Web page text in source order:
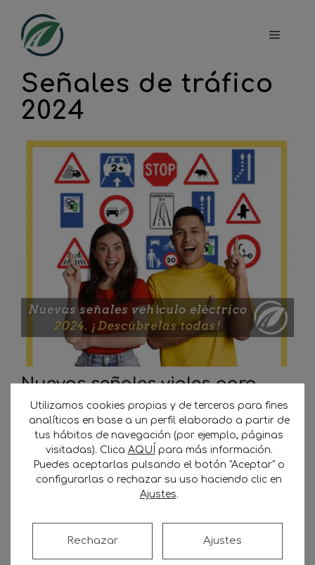
contenido
Menú
Señales de tráfico
2024
Nuevas señales viales para
vehículos eléctricos
6 de julio de 2024 porTransporte Sostenible
Actualización de nuevas Señales Viales:
Adaptadas a Vehículos Eléctricos El Ministerio
de Transportes y Movilidad Sostenible ha
anunciado la incorporación de nuevas
señales en la red de carreteras españolas,
Utilizamos cookies propias y de terceros para fines
analíticos en base a un perfil elaborado a partir de
tus hábitos de navegación (por ejemplo, páginas
visitadas). Clica AQUÍ para más información.
Puedes aceptarlas pulsando el botón "Aceptar" o
configurarlas o rechazar su uso haciendo clic en
Ajustes.
Rechazar Ajustes